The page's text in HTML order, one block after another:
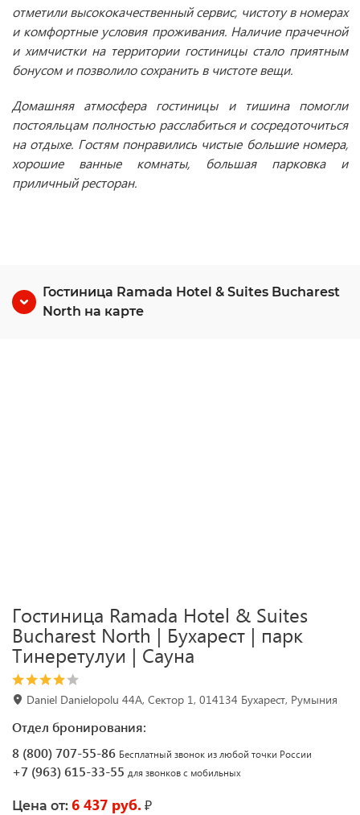
отметили высококачественный сервис, чистоту в номерах
и комфортные условия проживания. Наличие прачечной
и химчистки на территории гостиницы стало приятным
бонусом и позволило сохранить в чистоте вещи.
Домашняя атмосфера гостиницы и тишина помогли
постояльцам полностью расслабиться и сосредоточиться
на отдыхе. Гостям понравились чистые большие номера,
хорошие ванные комнаты, большая парковка и
приличный ресторан.
Гостиница Ramada Hotel & Suites Bucharest
North на карте
Гостиница Ramada Hotel & Suites
Bucharest North | Бухарест | парк
Тинеретулуи | Сауна
Daniel Danielopolu 44A, Сектор 1, 014134 Бухарест, Румыния
Отдел бронирования:
8 (800) 707-55-86 Бесплатный звонок из любой точки России
+7 (963) 615-33-55 для звонков с мобильных
Цена от: 6 437 руб. ₽